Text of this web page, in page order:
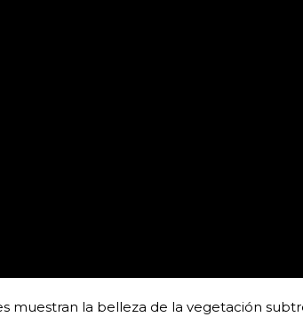
muestran la belleza de la vegetación